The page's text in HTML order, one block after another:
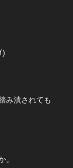
)
み潰されても
。